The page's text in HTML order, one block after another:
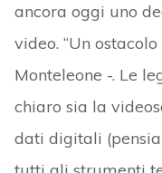
ancora oggi uno
video. “Un
Monteleone -. Le
chiaro sia la
dati digitali